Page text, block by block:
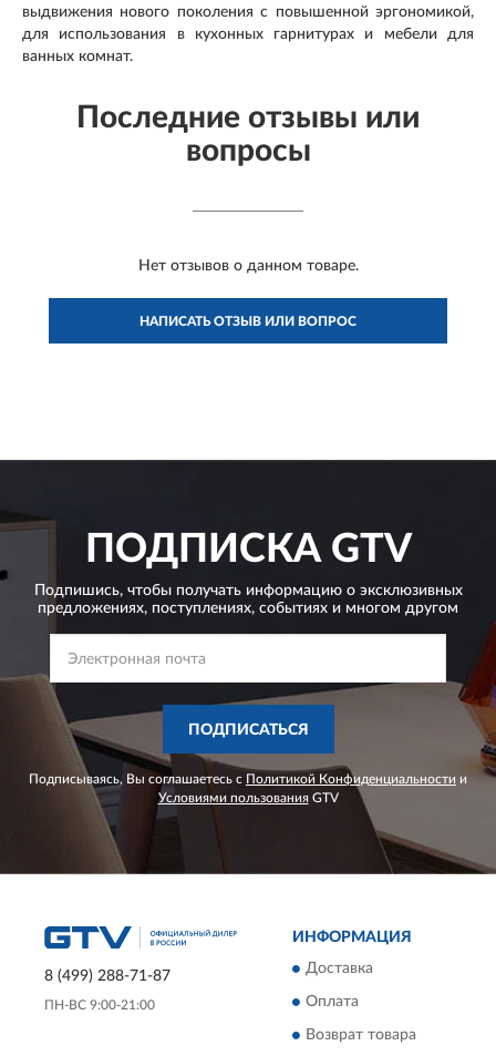
выдвижения нового поколения с повышенной эргономикой,
для использования в кухонных гарнитурах и мебели для
ванных комнат.
Последние отзывы или
вопросы
Нет отзывов о данном товаре.
НАПИСАТЬ ОТЗЫВ ИЛИ ВОПРОС
ПОДПИСКАGTV
Подпишись, чтобы получать информацию о эксклюзивных
предложениях, поступлениях, событиях и многом другом
ПОДПИСАТЬСЯ
Подписываясь, Вы соглашаетесь с Политикой Конфиденциальности и
Условиями пользованияGTV
8 (499) 288-71-87
ПН-ВС 9:00-21:00
ИНФОРМАЦИЯ
Доставка
Оплата
Возврат товара